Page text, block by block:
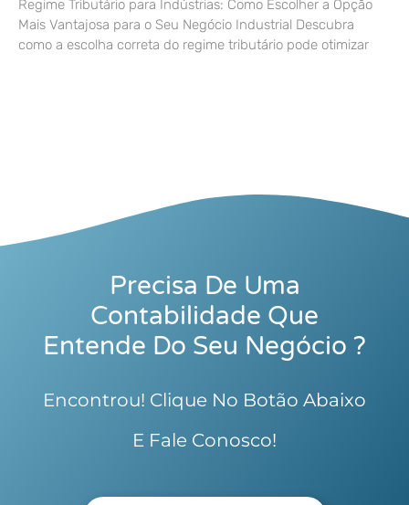
Regime Tributário para Indústrias: Como Escolher a Opção
Mais Vantajosa para o Seu Negócio Industrial Descubra
como a escolha correta do regime tributário pode otimizar
Precisa De Uma
Contabilidade Que
Entende Do Seu Negócio ?
Encontrou! Clique No Botão Abaixo
E Fale Conosco!